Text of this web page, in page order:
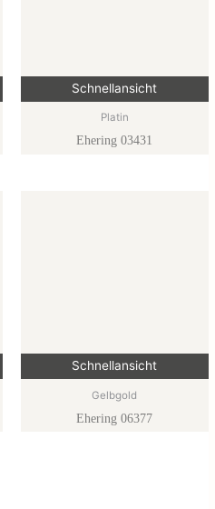
Schnellansicht
Platin
Ehering 03431
Schnellansicht
Gelbgold
Ehering 06377